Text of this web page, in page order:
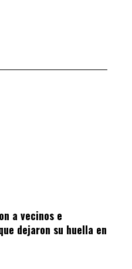
a vecinos e
dejaron su huella en